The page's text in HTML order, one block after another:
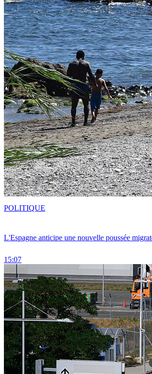
L'Espagne anticipe une nouvelle poussée
15:07
POLITIQUE